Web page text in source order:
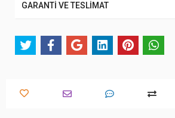
GARANTİ VE TESLİMAT